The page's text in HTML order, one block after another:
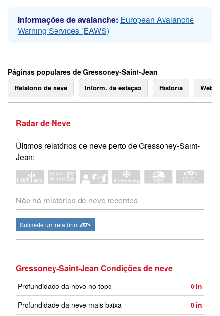
Informações de avalanche: European Avalanche
Warning Services (EAWS)
Páginas populares de Gressoney-Saint-Jean
Relatório de neve Inform. da estação História
Radar de Neve
Últimos relatórios de neve perto de Gressoney-Saint-
Jean:
Não há relatórios de neve recentes
Submete um relatório
Gressoney-Saint-Jean Condições de neve
Profundidade da neve no topo 0 in
Profundidade da neve mais baixa
0 in